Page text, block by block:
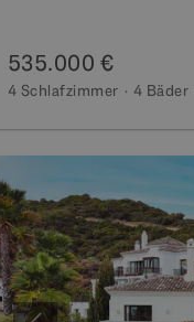
535.000 €
4 Schlafzimmer 4 Bäder